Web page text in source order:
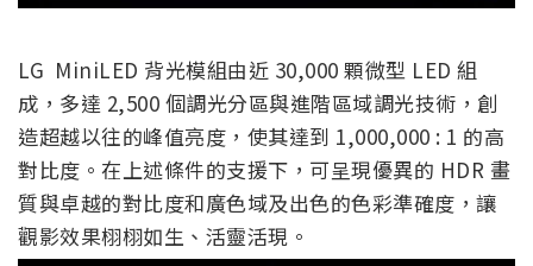
LG MiniLED 背光模組由近 30,000 顆微型 LED 組
成，多達 2,500 個調光分區與進階區域調光技術，創
造超越以往的峰值亮度，使其達到 1,000,000 : 1 的高
對比度。在上述條件的支援下，可呈現優異的 HDR 畫
質與卓越的對比度和廣色域及出色的色彩準確度，讓
觀影效果栩栩如生、活靈活現。